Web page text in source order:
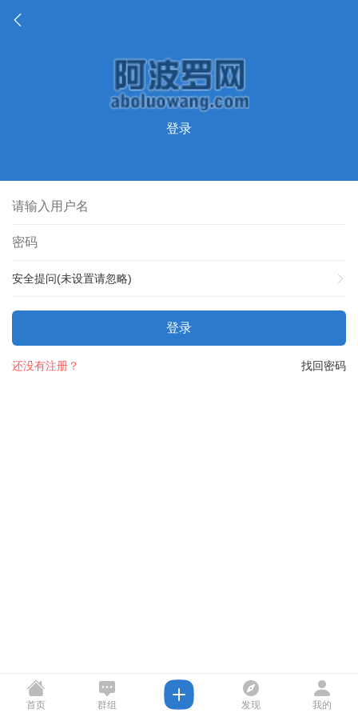
登录
安全提问(未设置请忽略)
登录
找回密码
还没有注册？
首页 群组 发现 我的